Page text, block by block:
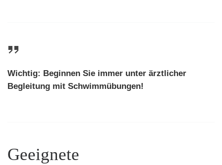
Wichtig: Beginnen Sie immer unter ärztlicher
Begleitung mit Schwimmübungen!
Geeignete